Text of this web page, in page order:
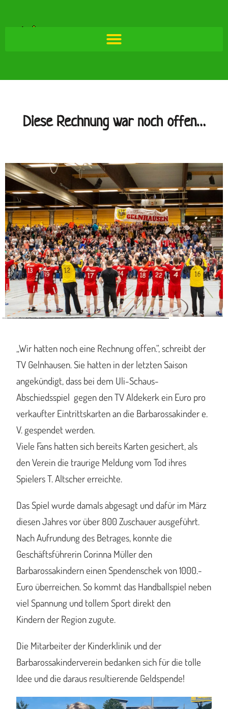
Diese Rechnung war noch offen…
„Wir hatten noch eine Rechnung offen.“, schreibt der
TV Gelnhausen. Sie hatten in der letzten Saison
angekündigt, dass bei dem Uli-Schaus-
Abschiedsspiel gegen den TV Aldekerk ein Euro pro
verkaufter Eintrittskarten an die Barbarossakinder e.
V. gespendet werden.
Viele Fans hatten sich bereits Karten gesichert, als
den Verein die traurige Meldung vom Tod ihres
Spielers T. Altscher erreichte.
Das Spiel wurde damals abgesagt und dafür im März
diesen Jahres vor über 800 Zuschauer ausgeführt.
Nach Aufrundung des Betrages, konnte die
Geschäftsführerin Corinna Müller den
Barbarossakindern einen Spendenschek von 1000.-
Euro überreichen. So kommt das Handballspiel neben
viel Spannung und tollem Sport direkt den
Kindern der Region zugute.
Die Mitarbeiter der Kinderklinik und der
Barbarossakinderverein bedanken sich für die tolle
Idee und die daraus resultierende Geldspende!